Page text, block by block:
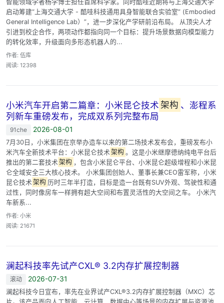
智能领域学者杨学博士担任首席科学家。同时酷哇近期将与上海交通大学
启动筹建“上海交通大学 - 酷哇科技通用具身智能联合实验室” (Embodied
General Intelligence Lab）”，进一步深化产学研前沿布局。 从顶尖人才
引进到校企合作，两项动作都指向同一个目标：提升场景数据向模型能力
的转化效率，升级面向多形态机器人的...
作者: 伍库
阅读: 12398
小米汽车开启第二篇章：小米昆仑技术 架构 、澎程系
列新车重磅发布，完成双系列完整布局
91che 2026-08-01
7月30日，小米集团在京举办造车以来的第二场技术发布会，重磅发布小
米汽车全新技术平台：小米昆仑技术 架构 。这是小米继摩德纳纯电平台后
推出的第二套技术 架构 ，包含小米昆仑平台、小米昆仑超级增程和小米昆
仑全域安全三大核心技术。 小米集团创始人、董事长兼CEO雷军称，小米
昆仑技术 架构 历时三年半打造，目标是造一台既有SUV外观、驾驶性和通
过性，同时像房车一样拥有超大空间和布置灵活性的大空间之车。 小米汽
车新系...
作者: 小米
阅读: 21671
澜起科技率先试产CXL® 3.2内存扩展控制器
滚动 2026-07-31
澜起科技今日宣布，率先在业界试产CXL®3.2内存扩展控制器（MXC）芯